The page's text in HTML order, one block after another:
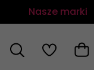
Nasze marki